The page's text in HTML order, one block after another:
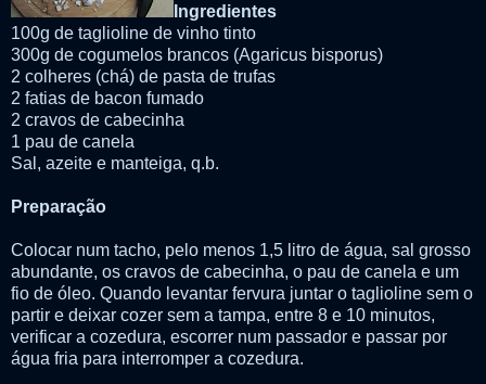
Ingredientes
100g de taglioline de vinho tinto
300g de cogumelos brancos (Agaricus bisporus)
2 colheres (chá) de pasta de trufas
2 fatias de bacon fumado
2 cravos de cabecinha
1 pau de canela
Sal, azeite e manteiga, q.b.
Preparação
Colocar num tacho, pelo menos 1,5 litro de água, sal grosso
abundante, os cravos de cabecinha, o pau de canela e um
fio de óleo. Quando levantar fervura juntar o taglioline sem o
partir e deixar cozer sem a tampa, entre 8 e 10 minutos,
verificar a cozedura, escorrer num passador e passar por
água fria para interromper a cozedura.